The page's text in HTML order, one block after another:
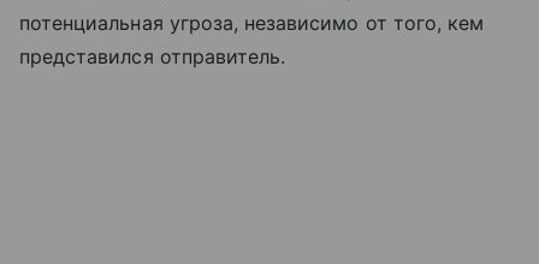
потенциальная угроза, независимо от того, кем
представился отправитель.